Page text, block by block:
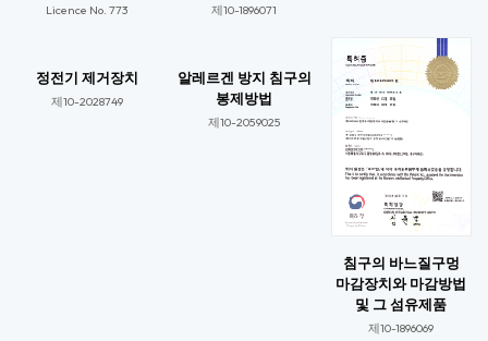
Licence No. 773​ 제10-1896071​
정전기 제거장치
제10-2028749​
알레르겐 방지 침구의
봉제방법
제10-2059025​​
침구의 바느질구멍
마감장치와 마감방법
및 그 섬유제품
제10-1896069​​